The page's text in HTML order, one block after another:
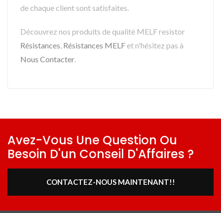
de chaque client sont satisfaites.
Découvrez nos produits de qualité MELF resistor
Résistances, Résistances MELF et n'hésitez pas à
Nous Contacter.
Avez-Vous Une Question Ou
Besoin D'un Conseil D'Affaires ?
CONTACTEZ-NOUS MAINTENANT!!